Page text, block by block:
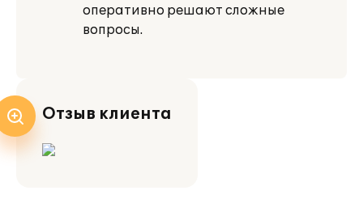
оперативно решают сложные
вопросы.
Отзыв клиента